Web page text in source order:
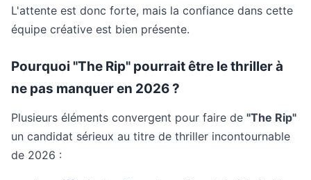
L'attente est donc forte, mais la confiance dans cette
équipe créative est bien présente.
Pourquoi "The Rip" pourrait être le thriller à
ne pas manquer en 2026 ?
Plusieurs éléments convergent pour faire de "The Rip"
un candidat sérieux au titre de thriller incontournable
de 2026 :